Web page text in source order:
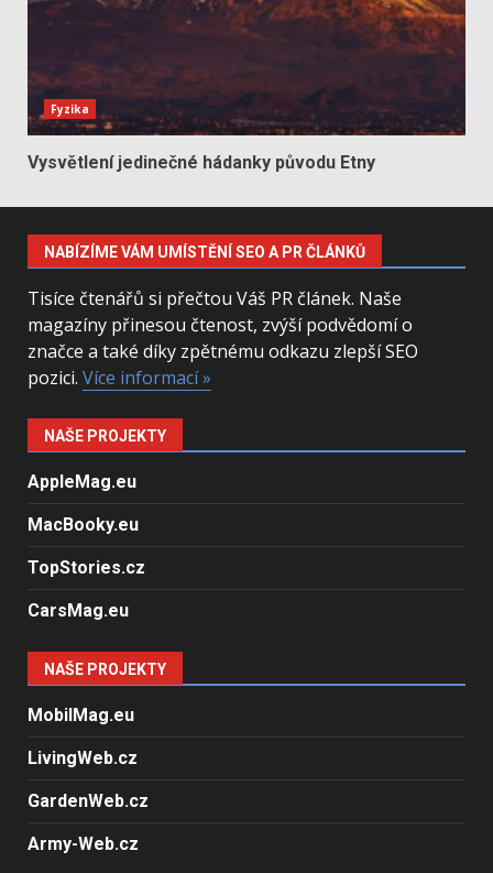
Fyzika
Vysvětlení jedinečné hádanky původu Etny
NABÍZÍME VÁM UMÍSTĚNÍ SEO A PR ČLÁNKŮ
Tisíce čtenářů si přečtou Váš PR článek. Naše
magazíny přinesou čtenost, zvýší podvědomí o
značce a také díky zpětnému odkazu zlepší SEO
pozici. Více informací »
NAŠE PROJEKTY
AppleMag.eu
MacBooky.eu
TopStories.cz
CarsMag.eu
NAŠE PROJEKTY
MobilMag.eu
LivingWeb.cz
GardenWeb.cz
Army-Web.cz